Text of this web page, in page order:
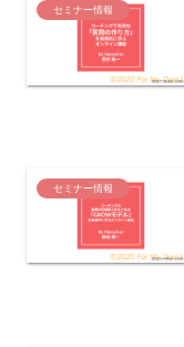
セミナー情報
セミナー情報